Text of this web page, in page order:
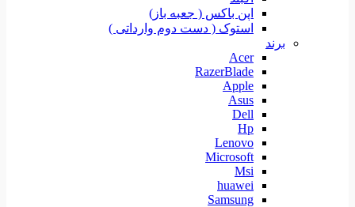
اپن باکس ( جعبه باز)
استوک ( دست دوم وارداتی )
برند
Acer
RazerBlade
Apple
Asus
Dell
Hp
Lenovo
Microsoft
Msi
huawei
Samsung